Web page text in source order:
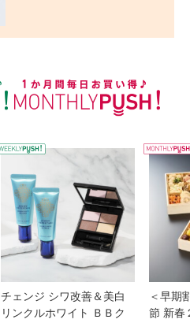
WEEKLY PUSH
チェンジ シワ改善＆美白
リンクルホワイト ＢＢク
＜早期
節 新春